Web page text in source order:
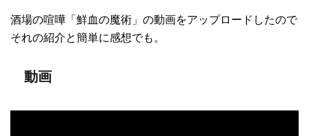
酒場の喧嘩「鮮血の魔術」の動画をアップロードしたので
それの紹介と簡単に感想でも。
動画